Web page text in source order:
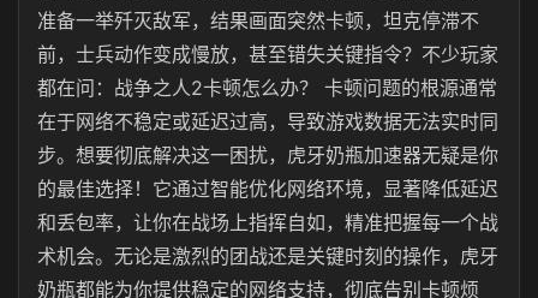
准备一举歼灭敌军，结果画面突然卡顿，坦克停滞不
前，士兵动作变成慢放，甚至错失关键指令？不少玩家
都在问：战争之人2卡顿怎么办？ 卡顿问题的根源通常
在于网络不稳定或延迟过高，导致游戏数据无法实时同
步。想要彻底解决这一困扰，虎牙奶瓶加速器无疑是你
的最佳选择！它通过智能优化网络环境，显著降低延迟
和丢包率，让你在战场上指挥自如，精准把握每一个战
术机会。无论是激烈的团战还是关键时刻的操作，虎牙
奶瓶都能为你提供稳定的网络支持，彻底告别卡顿烦